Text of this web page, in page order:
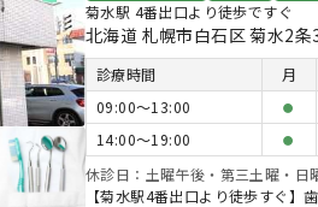
菊水駅 4番出口より徒歩ですぐ
北海道 札幌市白石区 菊水2
診療時間 月
09:00〜13:00
●
14:00〜19:00 ●
休診日：土曜午後・第三土曜・日
【菊水駅4番出口より徒歩すぐ】